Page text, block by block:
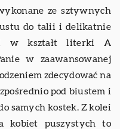
ze sztywnych
do talii i delikatnie
w kształt literki A
w zaawansowanej
zdecydować na
pod biustem i
samych kostek. Z kolei
kobiet puszystych to